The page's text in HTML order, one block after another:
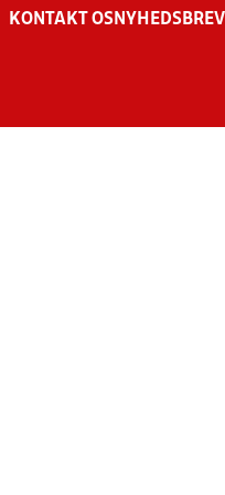
KONTAKT OS NYHEDSBREV